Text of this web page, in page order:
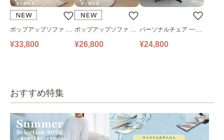
ポップアップソファ ソ
ファ フロアソファ 幅14
¥33,800
ポップアップソファ ソ
ファ フロアソファ 幅10
¥26,800
パーソナルチェア 一人
掛けソファ O’HANA ソ
¥24,800
おすすめ特集